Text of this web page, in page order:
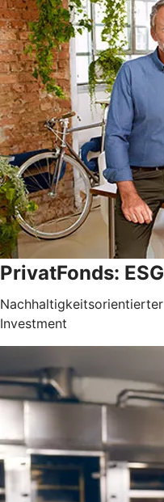
PrivatFonds: ESG
Investment